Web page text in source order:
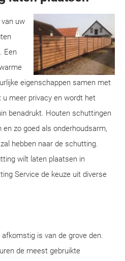
uw
Een
eigenschappen samen met
meer privacy en wordt het
benadrukt. Houten schuttingen
zo goed als onderhoudsarm,
hebben naar de schutting.
wilt laten plaatsen in
Service de keuze uit diverse
is van de grove den.
de meest gebruikte